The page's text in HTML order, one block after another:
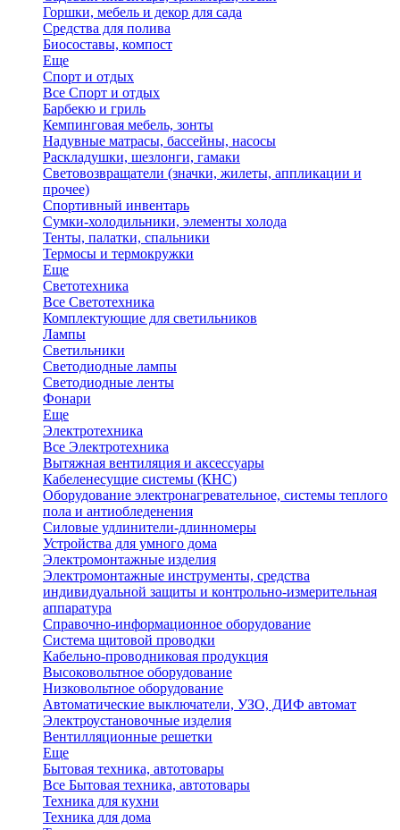
Горшки, мебель и декор для сада
Средства для полива
Биосоставы, компост
Еще
Спорт и отдых
Все Спорт и отдых
Барбекю и гриль
Кемпинговая мебель, зонты
Надувные матрасы, бассейны, насосы
Раскладушки, шезлонги, гамаки
Световозвращатели (значки, жилеты, аппликации и
прочее)
Спортивный инвентарь
Сумки-холодильники, элементы холода
Тенты, палатки, спальники
Термосы и термокружки
Еще
Светотехника
Все Светотехника
Комплектующие для светильников
Лампы
Светильники
Светодиодные лампы
Светодиодные ленты
Фонари
Еще
Электротехника
Все Электротехника
Вытяжная вентиляция и аксессуары
Кабеленесущие системы (КНС)
Оборудование электронагревательное, системы теплого
пола и антиобледенения
Силовые удлинители-длинномеры
Устройства для умного дома
Электромонтажные изделия
Электромонтажные инструменты, средства
индивидуальной защиты и контрольно-измерительная
аппаратура
Справочно-информационное оборудование
Система щитовой проводки
Кабельно-проводниковая продукция
Высоковольтное оборудование
Низковольтное оборудование
Автоматические выключатели, УЗО, ДИФ автомат
Электроустановочные изделия
Вентилляционные решетки
Еще
Бытовая техника, автотовары
Все Бытовая техника, автотовары
Техника для кухни
Техника для дома